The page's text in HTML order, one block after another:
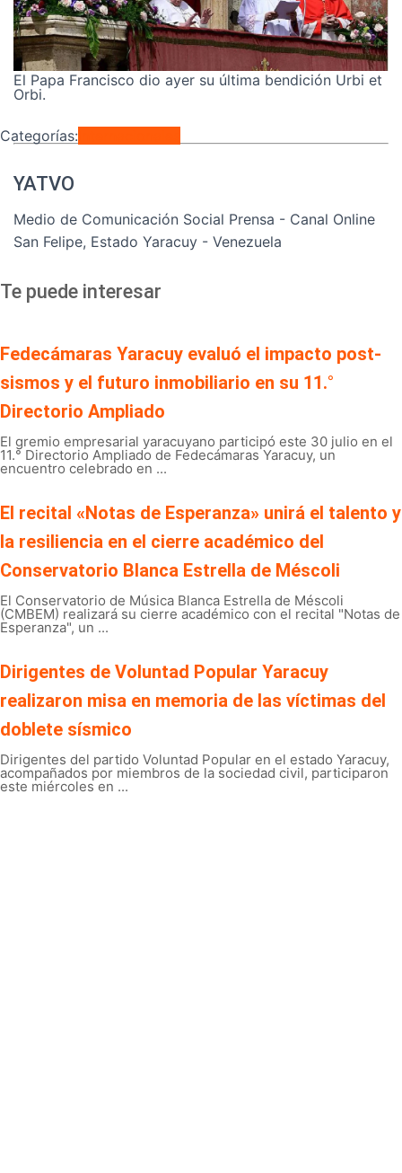
El Papa Francisco dio ayer su última bendición Urbi et
Orbi.
Categorías:
YATVO
Medio de Comunicación Social Prensa - Canal Online
San Felipe, Estado Yaracuy - Venezuela
Te puede interesar
Fedecámaras Yaracuy evaluó el impacto post-
sismos y el futuro inmobiliario en su 11.°
Directorio Ampliado
El gremio empresarial yaracuyano participó este 30 julio en el
11.° Directorio Ampliado de Fedecámaras Yaracuy, un
encuentro celebrado en ...
El recital «Notas de Esperanza» unirá el talento y
la resiliencia en el cierre académico del
Conservatorio Blanca Estrella de Méscoli
El Conservatorio de Música Blanca Estrella de Méscoli
(CMBEM) realizará su cierre académico con el recital "Notas de
Esperanza", un ...
Dirigentes de Voluntad Popular Yaracuy
realizaron misa en memoria de las víctimas del
doblete sísmico
Dirigentes del partido Voluntad Popular en el estado Yaracuy,
acompañados por miembros de la sociedad civil, participaron
este miércoles en ...